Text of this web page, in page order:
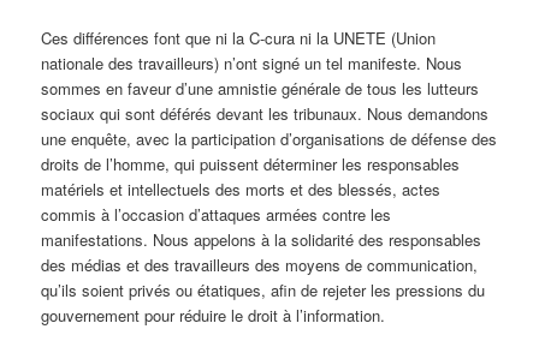
Ces différences font que ni la C-cura ni la UNETE (Union
nationale des travailleurs) n’ont signé un tel manifeste. Nous
sommes en faveur d’une amnistie générale de tous les lutteurs
sociaux qui sont déférés devant les tribunaux. Nous demandons
une enquête, avec la participation d’organisations de défense des
droits de l’homme, qui puissent déterminer les responsables
matériels et intellectuels des morts et des blessés, actes
commis à l’occasion d’attaques armées contre les
manifestations. Nous appelons à la solidarité des responsables
des médias et des travailleurs des moyens de communication,
qu’ils soient privés ou étatiques, afin de rejeter les pressions du
gouvernement pour réduire le droit à l’information.